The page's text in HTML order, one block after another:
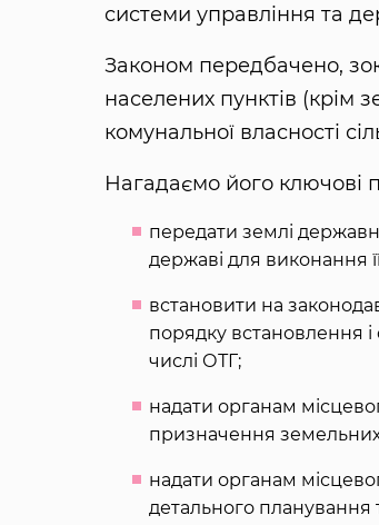
системи управління та
Законом передбачено,
населених пунктів (крім
комунальної власності
Нагадаємо його ключові
передати землі
державі для виконання
встановити на
порядку встановлення
числі ОТГ;
надати органам
призначення земельних
надати органам
детального планування